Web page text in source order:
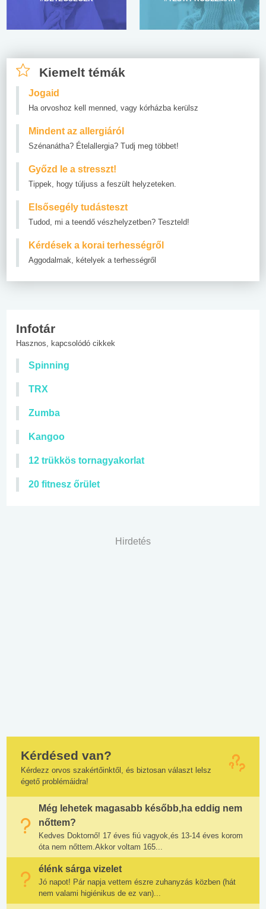
Kiemelt témák
Jogaid
Ha orvoshoz kell menned, vagy kórházba kerülsz
Mindent az allergiáról
Szénanátha? Ételallergia? Tudj meg többet!
Győzd le a stresszt!
Tippek, hogy túljuss a feszült helyzeteken.
Elsősegély tudásteszt
Tudod, mi a teendő vészhelyzetben? Teszteld!
Kérdések a korai terhességről
Aggodalmak, kételyek a terhességről
Infotár
Hasznos, kapcsolódó cikkek
Spinning
TRX
Zumba
Kangoo
12 trükkös tornagyakorlat
20 fitnesz őrület
Hirdetés
Kérdésed van?
Kérdezz orvos szakértőinktől, és biztosan választ lelsz
égető problémáidra!
Még lehetek magasabb később,ha eddig nem
nőttem?
Kedves Doktornő! 17 éves fiú vagyok,és 13-14 éves korom
óta nem nőttem.Akkor voltam 165...
élénk sárga vizelet
Jó napot! Pár napja vettem észre zuhanyzás közben (hát
nem valami higiénikus de ez van)...